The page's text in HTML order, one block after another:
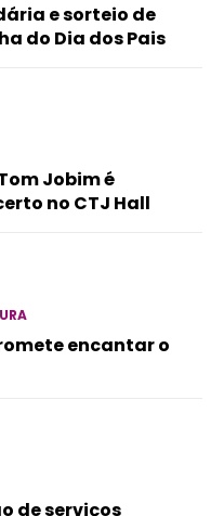
e sorteio de
do Dia dos Pais
Jobim é
no CTJ Hall
encantar o
de serviços